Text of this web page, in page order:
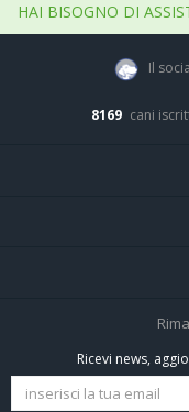
HAI BISOGNO DI
Il
8169 cani
Ricevi news,